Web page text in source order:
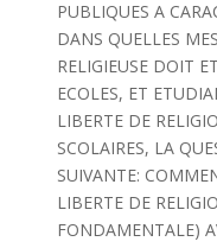
PUBLIQUES A
DANS QUELLES
RELIGIEUSE DOIT
ECOLES, ET
LIBERTE DE
SCOLAIRES, LA
SUIVANTE:
LIBERTE DE
FONDAMENTALE)